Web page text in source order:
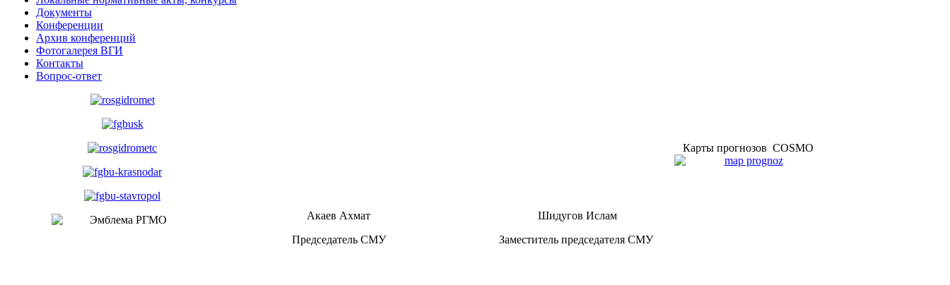
Документы
Конференции
Архив конференций
Фотогалерея ВГИ
Контакты
Вопрос-ответ
Акаев Ахмат
Председатель СМУ
Шидугов Ислам
Заместитель председателя СМУ
Карты прогнозов COSMO